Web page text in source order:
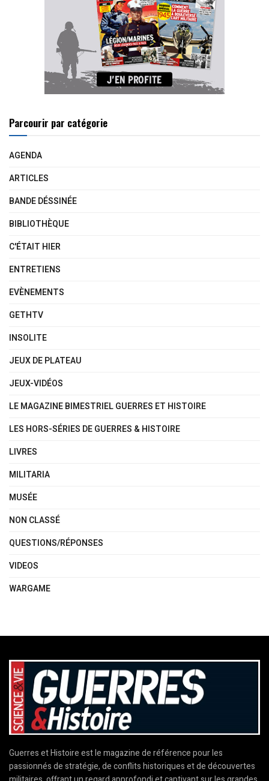
Parcourir par catégorie
AGENDA
ARTICLES
BANDE DÉSSINÉE
BIBLIOTHÈQUE
C'ÉTAIT HIER
ENTRETIENS
EVÈNEMENTS
GETHTV
INSOLITE
JEUX DE PLATEAU
JEUX-VIDÉOS
LE MAGAZINE BIMESTRIEL GUERRES ET HISTOIRE
LES HORS-SÉRIES DE GUERRES & HISTOIRE
LIVRES
MILITARIA
MUSÉE
NON CLASSÉ
QUESTIONS/RÉPONSES
VIDEOS
WARGAME
Guerres et Histoire est le magazine de référence pour les
passionnés de stratégie, de conflits historiques et de découvertes